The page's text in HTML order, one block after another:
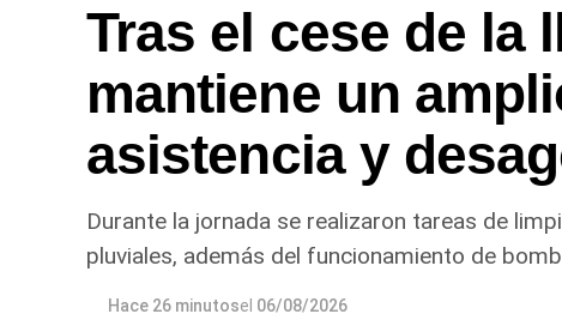
Tras el cese de la
mantiene un
asistencia y
Durante la jornada se realizaron tareas de
pluviales, además del funcionamiento de
Hace 26 minutosel 06/08/2026